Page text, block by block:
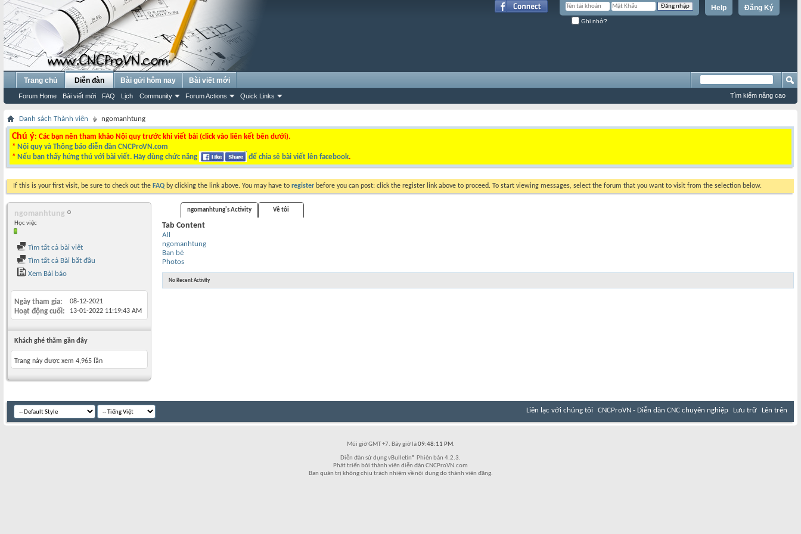
Đăng Ký
Help
Ghi nhớ?
Trang chủ Diễn đàn
Forum Home Bài viết mới FAQ Lịch Community Forum Actions Quick Links
Bài gửi hôm nay Bài viết mới
Tìm kiếm nâng cao
Danh sách Thành viên ngomanhtung
Chú ý: Các bạn nên tham khảo Nội quy trước khi viết bài (click vào liên kết bên dưới).
* Nội quy và Thông báo diễn đàn CNCProVN.com
* Nếu bạn thấy hứng thú với bài viết. Hãy dùng chức năng để chia sẻ bài viết lên facebook.
If this is your first visit, be sure to check out the FAQ by clicking the link above. You may have to register before you can post: click the register link above to proceed. To start viewing messages, select the forum that you want to visit from the selection below.
ngomanhtung
Học việc
Tìm tất cả bài viết
Tìm tất cả Bài bắt đầu
Xem Bài báo
Ngày tham gia 08-12-2021
Hoạt động cuối 13-01-2022 11:19:43 AM
Khách ghé thăm gần đây
Trang này được xem 4,965 lần
ngomanhtung's Activity Về tôi
Tab Content
All
ngomanhtung
Bạn bè
Photos
No Recent Activity
Liên lạc với chúng tôi CNCProVN - Diễn đàn CNC chuyên nghiệp Lưu trữ Lên trên
Múi giờ GMT +7. Bây giờ là09:48:11 PM.
Diễn đàn sử dụng vBulletin® Phiên bản 4.2.3.
Phát triển bởi thành viên diễn đàn CNCProVN.com
Ban quản trị không chịu trách nhiệm về nội dung do thành viên đăng.